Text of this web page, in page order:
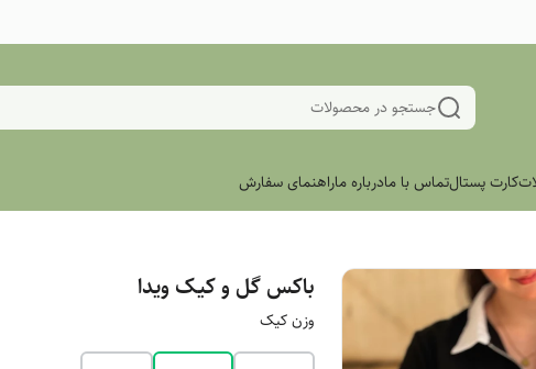
جستجو در محصولات
کارت پستالتماس با مادرباره ماراهنمای سفارش
باکس گل و کیک ویدا
وزن کیک